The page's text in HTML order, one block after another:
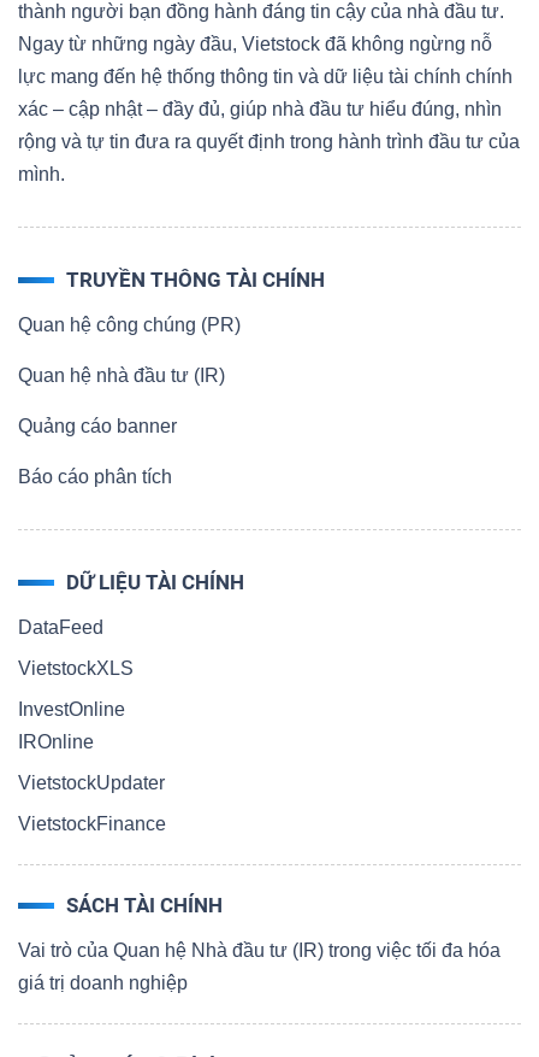
thành người bạn đồng hành đáng tin cậy của nhà đầu tư.
Ngay từ những ngày đầu, Vietstock đã không ngừng nỗ
lực mang đến hệ thống thông tin và dữ liệu tài chính chính
xác – cập nhật – đầy đủ, giúp nhà đầu tư hiểu đúng, nhìn
rộng và tự tin đưa ra quyết định trong hành trình đầu tư của
mình.
TRUYỀN THÔNG TÀI CHÍNH
Quan hệ công chúng (PR)
Quan hệ nhà đầu tư (IR)
Quảng cáo banner
Báo cáo phân tích
DỮ LIỆU TÀI CHÍNH
DataFeed
VietstockXLS
InvestOnline
IROnline
VietstockUpdater
VietstockFinance
SÁCH TÀI CHÍNH
Vai trò của Quan hệ Nhà đầu tư (IR) trong việc tối đa hóa
giá trị doanh nghiệp